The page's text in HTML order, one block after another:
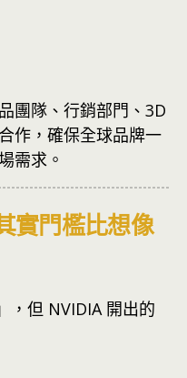
團隊、行銷部門、3D
作，確保全球品牌一
需求。
實門檻比想像
，但 NVIDIA 開出的